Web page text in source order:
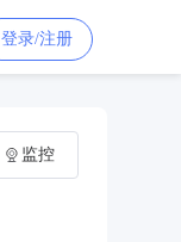
登录/注册
监控